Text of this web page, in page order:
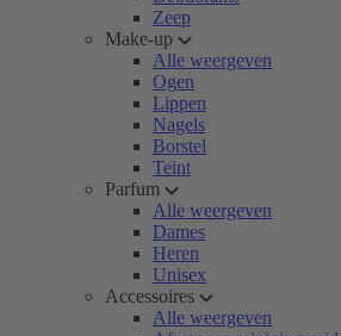
Zeep
Make-up
Alle weergeven
Ogen
Lippen
Nagels
Borstel
Teint
Parfum
Alle weergeven
Dames
Heren
Unisex
Accessoires
Alle weergeven